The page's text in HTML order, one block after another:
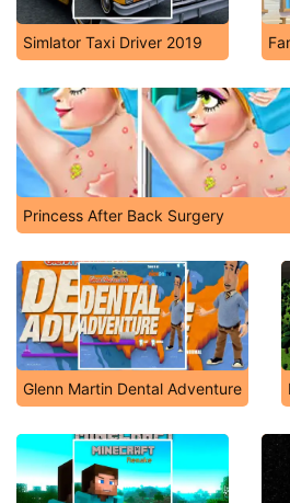
Simlator Taxi Driver 2019
Princess After Back Surgery
Glenn Martin Dental Adventure